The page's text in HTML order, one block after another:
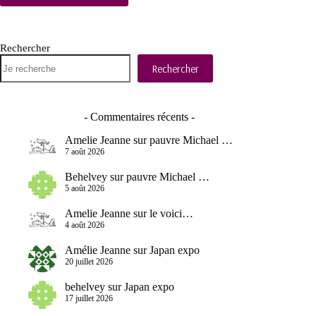
Rechercher
Rechercher
- Commentaires récents -
Amelie Jeanne surpauvre Michael …
7 août 2026
Behelvey surpauvre Michael …
5 août 2026
Amelie Jeanne surle voici…
4 août 2026
Amélie Jeanne surJapan expo
20 juillet 2026
behelvey surJapan expo
17 juillet 2026